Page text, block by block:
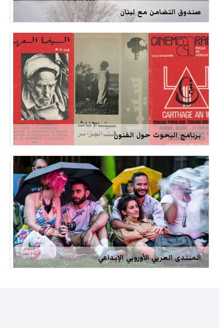
صندوق التضامن مع لبنان
برنامج البحوث حول الفنون
المنتدى العربي الأوروبي الإبداعي